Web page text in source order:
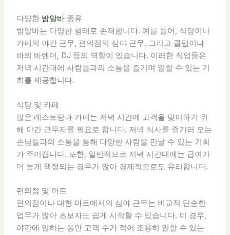
다양한 밤알바종류
밤알바는 다양한 형태로 존재합니다. 예를 들어, 식당이나
카페의 야간 근무, 편의점의 심야 근무, 그리고 클럽이나
바의 바텐더, DJ 등의 역할이 있습니다. 이러한 직업들은
저녁 시간대에 사람들과의 소통을 즐기며 일할 수 있는 기
회를 제공합니다.
식당 및 카페
많은 레스토랑과 카페는 저녁 시간에 고객을 맞이하기 위
해 야간 근무자를 필요로 합니다. 저녁 식사를 즐기러 오는
손님들과의 소통을 통해 다양한 사람을 만날 수 있는 기회
가 주어집니다. 또한, 일반적으로 저녁 시간대에는 급여가
더 높게 책정되는 경우가 많아 경제적으로도 유리합니다.
편의점 및 마트
편의점이나 대형 마트에서의 심야 근무는 비교적 단순한
업무가 많아 초보자도 쉽게 시작할 수 있습니다. 이 경우,
야간에 일하는 동안 고객 수가 적어 조용히 일할 수 있는